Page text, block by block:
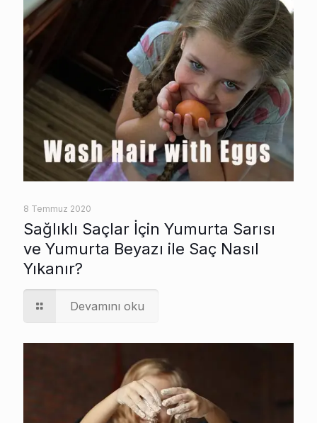
8 Temmuz 2020
Sağlıklı Saçlar İçin Yumurta Sarısı
ve Yumurta Beyazı ile Saç Nasıl
Yıkanır?
Devamını oku